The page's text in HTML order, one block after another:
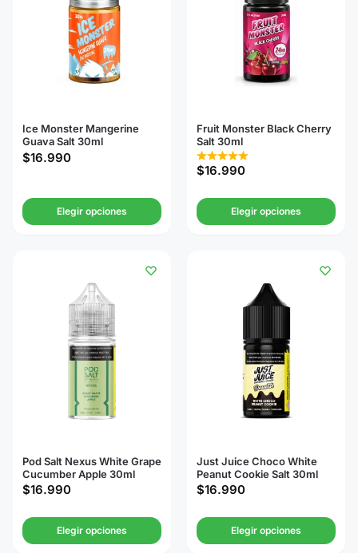
Ice Monster Mangerine
Guava Salt 30ml
$16.990
Elegir opciones
Fruit Monster Black Cherry
Salt 30ml
$16.990
Elegir opciones
Pod Salt Nexus White Grape
Cucumber Apple 30ml
$16.990
Elegir opciones
Just Juice Choco White
Peanut Cookie Salt 30ml
$16.990
Elegir opciones